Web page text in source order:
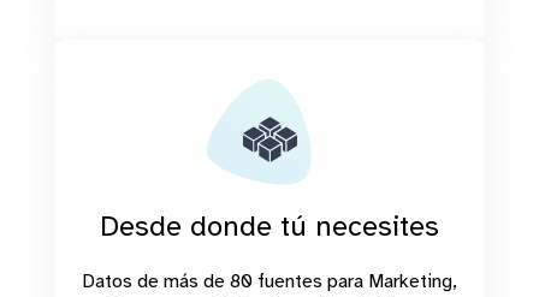
Desde donde tú necesites
Datos de más de 80 fuentes para Marketing,